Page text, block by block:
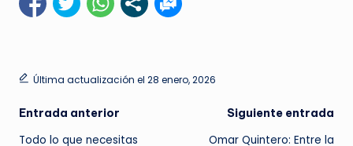
Última actualización el 28 enero, 2026
Navegación
Entrada anterior
Todo lo que necesitas
Siguiente entrada
Omar Quintero: Entre la